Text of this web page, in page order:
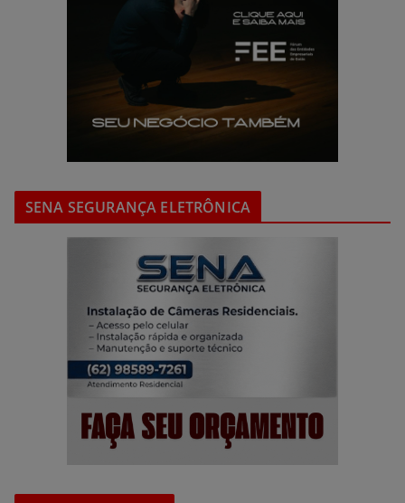
SENA SEGURANÇA ELETRÔNICA